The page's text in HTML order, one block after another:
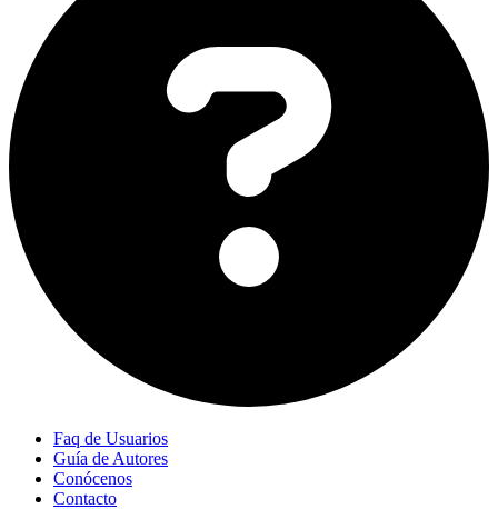
Faq de Usuarios
Guía de Autores
Conócenos
Contacto